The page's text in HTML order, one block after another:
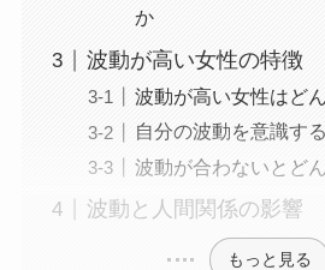
か
波動が高い女性の特徴
波動が高い女性はど
自分の波動を意識す
波動が合わないとど
波動と人間関係の影響
もっと見る